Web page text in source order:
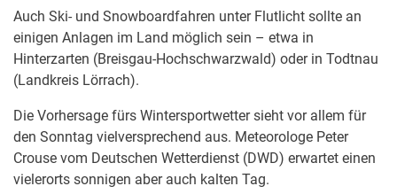
Auch Ski- und Snowboardfahren unter Flutlicht sollte an
einigen Anlagen im Land möglich sein – etwa in
Hinterzarten (Breisgau-Hochschwarzwald) oder in Todtnau
(Landkreis Lörrach).
Die Vorhersage fürs Wintersportwetter sieht vor allem für
den Sonntag vielversprechend aus. Meteorologe Peter
Crouse vom Deutschen Wetterdienst (DWD) erwartet einen
vielerorts sonnigen aber auch kalten Tag.